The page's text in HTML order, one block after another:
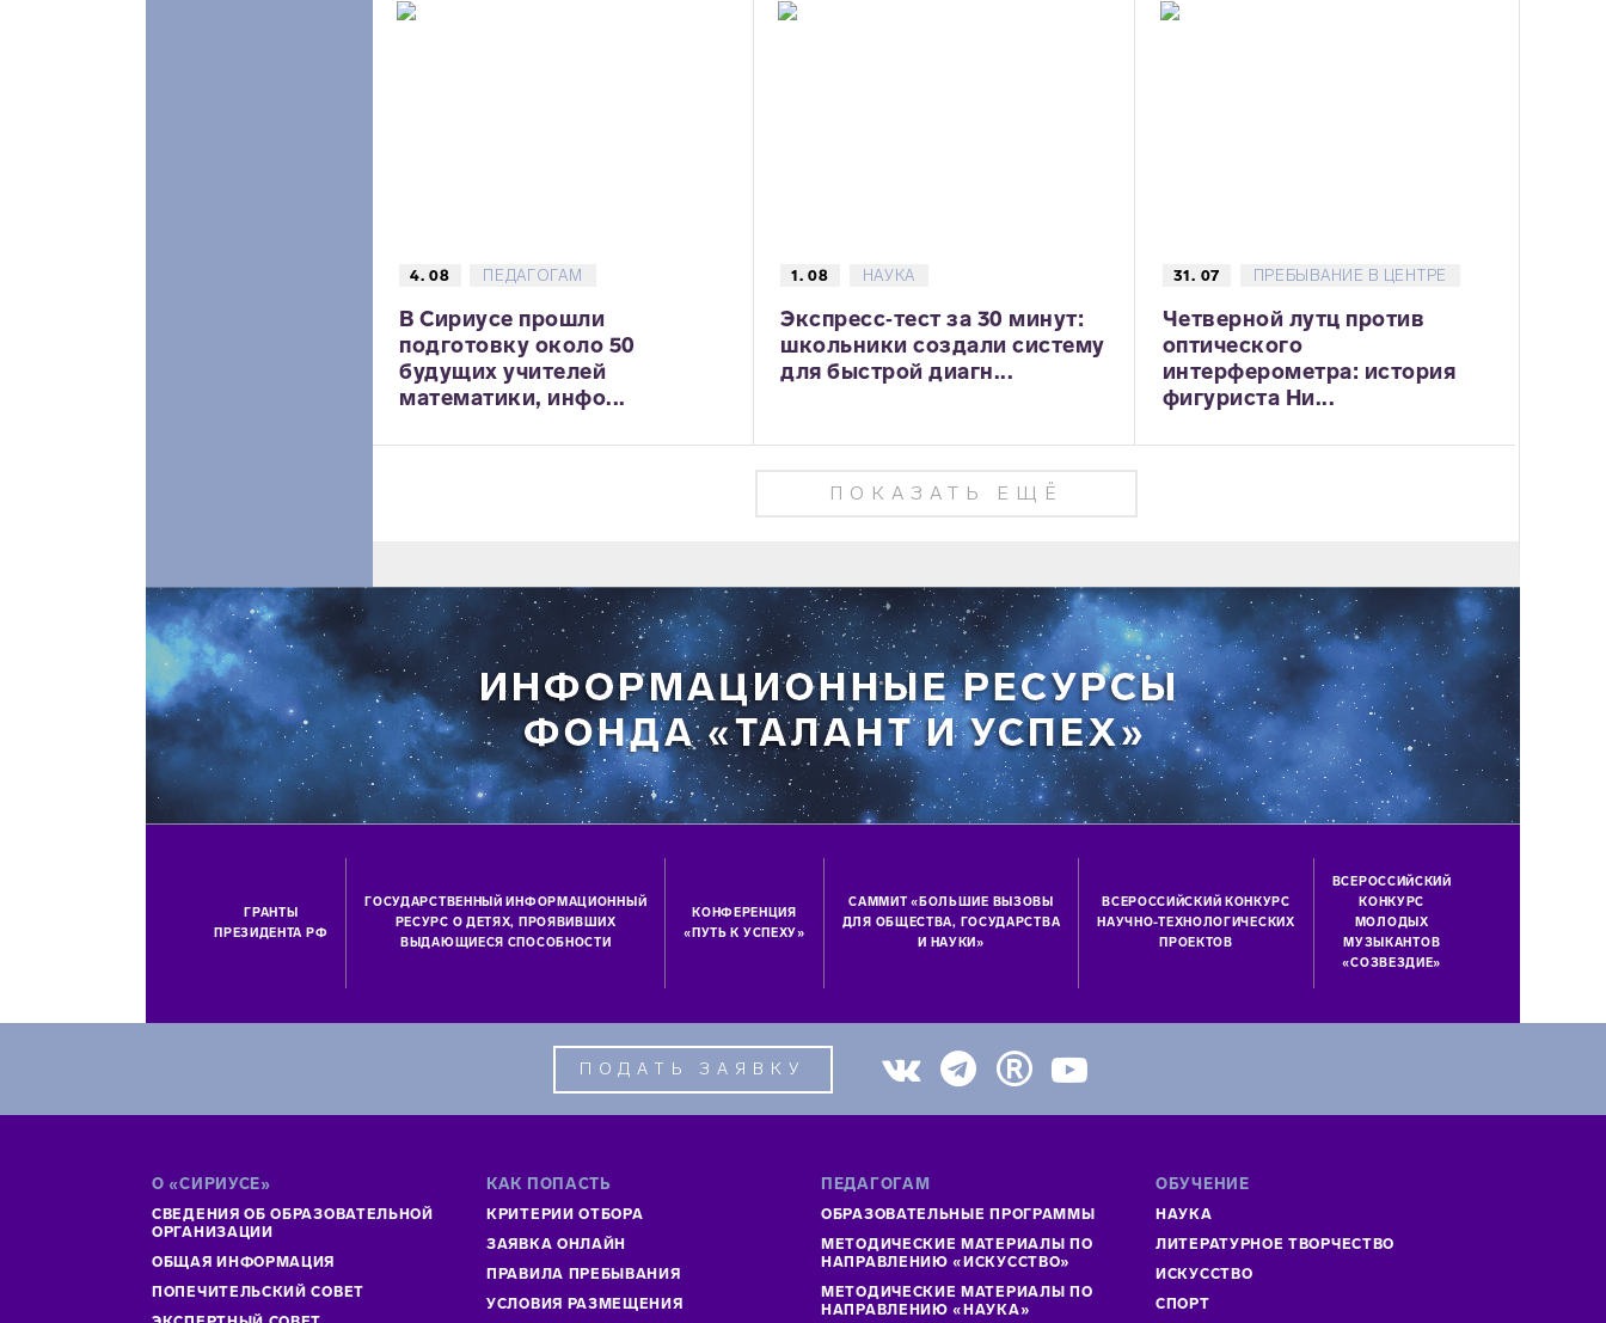
4. 08 ПЕДАГОГАМ
В Сириусе прошли
подготовку около 50
будущих учителей
математики, инфо...
1. 08 НАУКА
Экспресс‑тест за 30 минут:
школьники создали систему
для быстрой диагн...
31. 07 ПРЕБЫВАНИЕ В ЦЕНТРЕ
Четверной лутц против
оптического
интерферометра: история
фигуриста Ни...
ПОКАЗАТЬ ЕЩЁ
ГРАНТЫ
ПРЕЗИДЕНТА РФ
ГОСУДАРСТВЕННЫЙ ИНФОРМАЦИОННЫЙ
РЕСУРС О ДЕТЯХ, ПРОЯВИВШИХ
ВЫДАЮЩИЕСЯ СПОСОБНОСТИ
КОНФЕРЕНЦИЯ
«ПУТЬ К УСПЕХУ»
САММИТ «БОЛЬШИЕ ВЫЗОВЫ
ДЛЯ ОБЩЕСТВА, ГОСУДАРСТВА
И НАУКИ»
ВСЕРОССИЙСКИЙ КОНКУРС
НАУЧНО-ТЕХНОЛОГИЧЕСКИХ
ПРОЕКТОВ
ВСЕРОССИЙСКИЙ
КОНКУРС
МОЛОДЫХ
МУЗЫКАНТОВ
«СОЗВЕЗДИЕ»
ПОДАТЬ ЗАЯВКУ
О «СИРИУСЕ»
СВЕДЕНИЯ ОБ ОБРАЗОВАТЕЛЬНОЙ
ОРГАНИЗАЦИИ
ОБЩАЯ ИНФОРМАЦИЯ
ПОПЕЧИТЕЛЬСКИЙ СОВЕТ
КАК ПОПАСТЬ
КРИТЕРИИ ОТБОРА
ЗАЯВКА ОНЛАЙН
ПРАВИЛА ПРЕБЫВАНИЯ
УСЛОВИЯ РАЗМЕЩЕНИЯ
ПЕДАГОГАМ
ОБРАЗОВАТЕЛЬНЫЕ ПРОГРАММЫ
МЕТОДИЧЕСКИЕ МАТЕРИАЛЫ ПО
НАПРАВЛЕНИЮ «ИСКУССТВО»
МЕТОДИЧЕСКИЕ МАТЕРИАЛЫ ПО
НАПРАВЛЕНИЮ «НАУКА»
ОБУЧЕНИЕ
НАУКА
ЛИТЕРАТУРНОЕ ТВОРЧЕСТВО
ИСКУСCТВО
СПОРТ